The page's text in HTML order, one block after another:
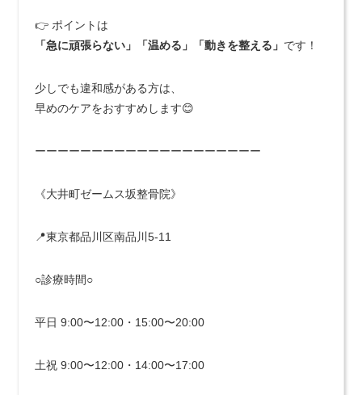
👉 ポイントは
「急に頑張らない」「温める」「動きを整える」 です！
少しでも違和感がある方は、
早めのケアをおすすめします😊
ーーーーーーーーーーーーーーーーーーーー
《大井町ゼームス坂整骨院》
📍東京都品川区南品川5-11
○診療時間○
平日 9:00〜12:00・15:00〜20:00
土祝 9:00〜12:00・14:00〜17:00